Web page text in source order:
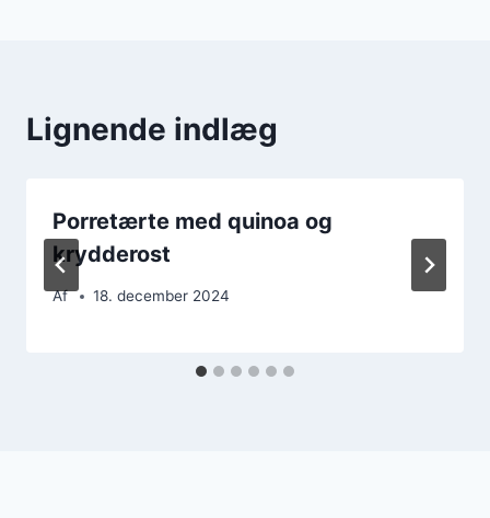
Lignende indlæg
Porretærte med quinoa og
krydderost
Af 18. december 2024